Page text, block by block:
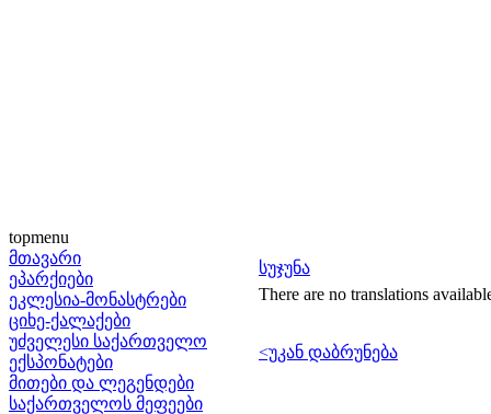
topmenu
მთავარი
ეპარქიები
ეკლესია-მონასტრები
ციხე-ქალაქები
უძველესი საქართველო
ექსპონატები
მითები და ლეგენდები
საქართველოს მეფეები
სუჯუნა
There are no translations
<უკან დაბრუნება